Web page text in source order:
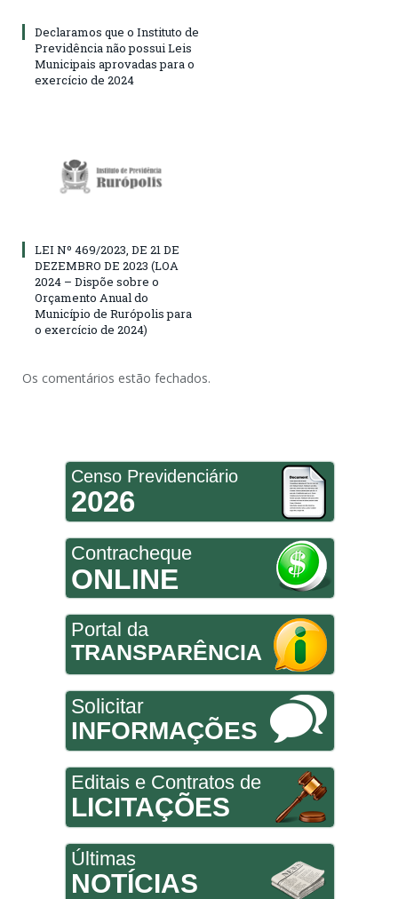
Declaramos que o Instituto de
Previdência não possui Leis
Municipais aprovadas para o
exercício de 2024
LEI Nº 469/2023, DE 21 DE
DEZEMBRO DE 2023 (LOA
2024 – Dispõe sobre o
Orçamento Anual do
Município de Rurópolis para
o exercício de 2024)
Os comentários estão fechados.
Censo Previdenciário
2026
Contracheque
ONLINE
Portal da
TRANSPARÊNCIA
Solicitar
INFORMAÇÕES
Editais e Contratos de
LICITAÇÕES
Últimas
NOTÍCIAS